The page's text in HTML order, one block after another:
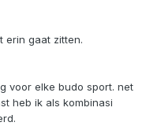
erin gaat zitten.
voor elke budo sport. net
heb ik als kombinasi